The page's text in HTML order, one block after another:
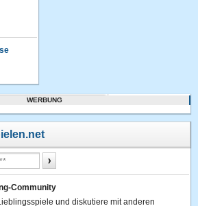
WERBUNG
Community
und diskutiere mit anderen